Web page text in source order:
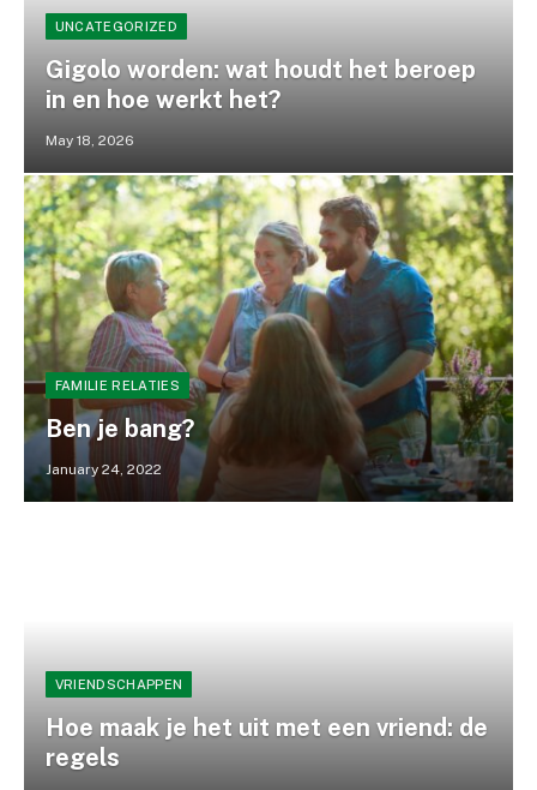
UNCATEGORIZED
Gigolo worden: wat houdt het beroep
in en hoe werkt het?
May 18, 2026
FAMILIE RELATIES
Ben je bang?
January 24, 2022
VRIENDSCHAPPEN
Hoe maak je het uit met een vriend: de
regels